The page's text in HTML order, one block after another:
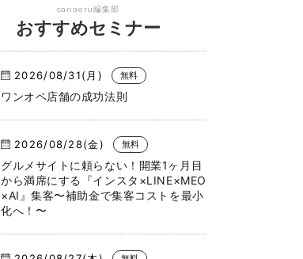
canaeru編集部
おすすめセミナー
2026/08/31(月) 無料
ワンオペ店舗の成功法則
2026/08/28(金) 無料
グルメサイトに頼らない！開業1ヶ月目
から満席にする『インスタ×LINE×MEO
×AI』集客〜補助金で集客コストを最小
化へ！〜